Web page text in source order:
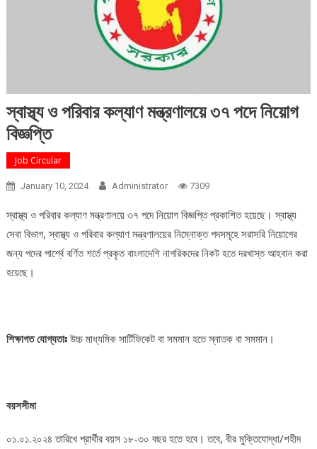
স্বাস্থ্য ও পরিবার কল্যাণ মন্ত্রণালয়ে ৩৭ পদে নিয়োগ
বিজ্ঞপ্তি
Job Circular
January 10, 2024 Administrator 7309
স্বাস্থ্য ও পরিবার কল্যাণ মন্ত্রণালয়ে ৩৭ পদে নিয়োগ বিজ্ঞপ্তি প্রকাশিত হয়েছে। স্বাস্থ্য
সেবা বিভাগ, স্বাস্থ্য ও পরিবার কল্যাণ মন্ত্রণালয়ের নিম্নোক্ত পদসমূহে সরাসরি নিয়োগের
জন্য পদের পার্শ্বে বর্ণিত শর্তে প্রকৃত বাংলাদেশি নাগরিকদের নিকট হতে দরখাস্ত আহবান করা
হয়েছে।
শিক্ষাগত যোগ্যতাঃউচ্চ মাধ্যমিক সার্টিফিকেট বা সমমান হতে স্নাতক বা সমমান।
বয়সসীমা
০১.০১.২০২৪ তারিখে প্রার্থীর বয়স ১৮-৩০ বছর হতে হবে। তবে, বীর মুক্তিযোদ্ধা/শহীদ